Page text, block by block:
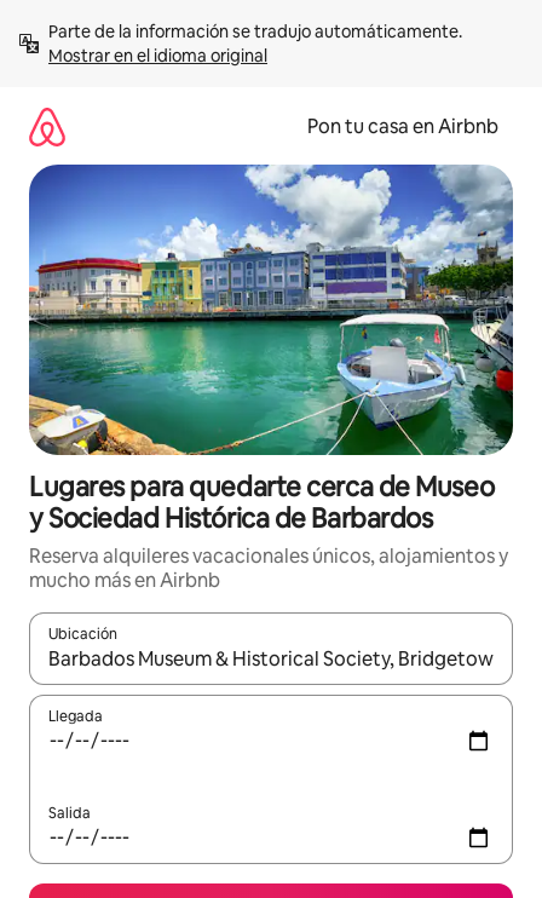
contenidoMostrar en el idioma original
Pon tu casa en Airbnb
Lugares para quedarte cerca de Museo
y Sociedad Histórica de Barbardos
Reserva alquileres vacacionales únicos, alojamientos y
mucho más en Airbnb
Ubicación
Cuando los resultados estén disponibles, navega con las
Llegada
Salida